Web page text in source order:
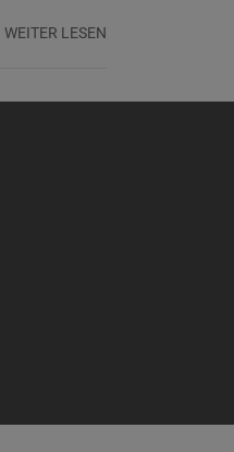
WEITER LESEN